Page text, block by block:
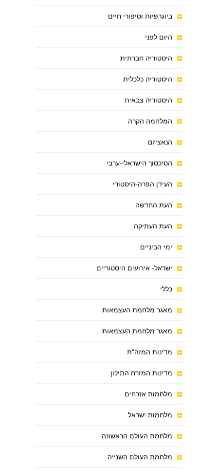
ביוגרפיות וסיפורי חיים
היום לפני
היסטוריה חברתית
היסטוריה כלכלית
היסטוריה צבאית
המלחמה הקרה
הנאציזם
הסיכסוך הישראלי-ערבי
העידן הפרה-היסטורי
העת החדשה
העת העתיקה
ימי הביניים
ישראל- אירועים היסטוריים
כללי
מאגר מלחמת העצמאות
מאגר מלחמת העצמאות
מדינות המזה"ת
מדינות המזרח התיכון
מלחמות אזרחים
מלחמות ישראל
מלחמת העולם הראשונה
מלחמת העולם השנייה